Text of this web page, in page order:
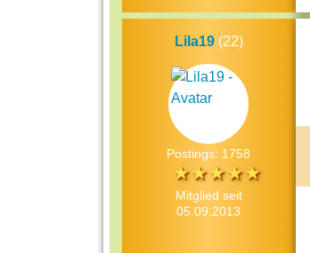
Lila19(22)
Postings: 1758
Mitglied seit
05.09.2013